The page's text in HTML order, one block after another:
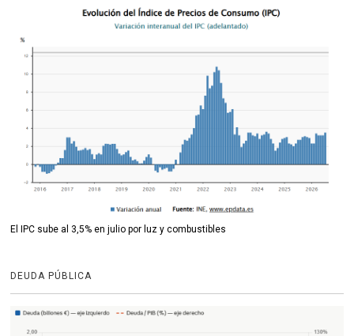
El IPC sube al 3,5% en julio por luz y combustibles
DEUDA PÚBLICA